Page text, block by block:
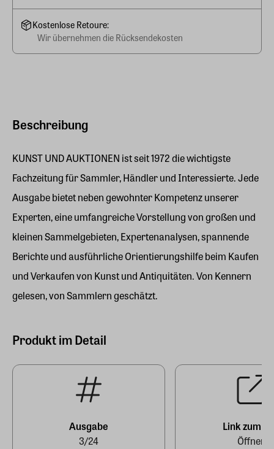
Beschreibung
KUNST UND AUKTIONEN ist seit 1972 die wichtigste
Fachzeitung für Sammler, Händler und Interessierte. Jede
Ausgabe bietet neben gewohnter Kompetenz unserer
Experten, eine umfangreiche Vorstellung von großen und
kleinen Sammelgebieten, Expertenanalysen, spannende
Berichte und ausführliche Orientierungshilfe beim Kaufen
und Verkaufen von Kunst und Antiquitäten. Von Kennern
gelesen, von Sammlern geschätzt.
Produkt im Detail
Ausgabe
3/24
Link zum
Öffnen
Kostenlose Retoure:
Wir übernehmen die Rücksendekosten